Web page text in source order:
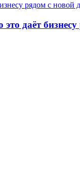
даёт